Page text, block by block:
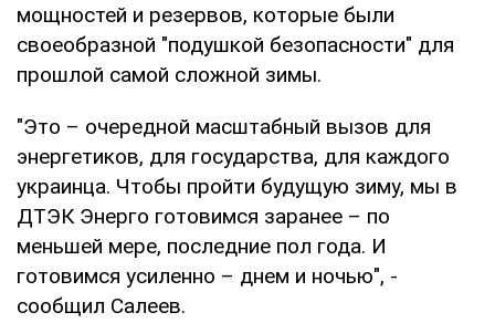
мощностей и резервов, которые были
своеобразной "подушкой безопасности" для
прошлой самой сложной зимы.
"Это – очередной масштабный вызов для
энергетиков, для государства, для каждого
украинца. Чтобы пройти будущую зиму, мы в
ДТЭК Энерго готовимся заранее – по
меньшей мере, последние пол года. И
готовимся усиленно – днем и ночью", -
сообщил Салеев.